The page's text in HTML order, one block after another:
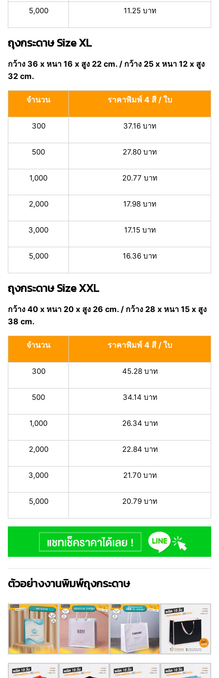
5,000 11.25 บาท
ถุงกระดาษ Size XL
กว้าง 36 x หนา 16 x สูง 22 cm. / กว้าง 25 x หนา 12 x สูง
32 cm.
จำนวน ราคาพิมพ์ 4 สี / ใบ
300 37.16 บาท
500 27.80 บาท
1,000 20.77 บาท
2,000 17.98 บาท
3,000 17.15 บาท
5,000 16.36 บาท
ถุงกระดาษ Size XXL
กว้าง 40 x หนา 20 x สูง 26 cm. / กว้าง 28 x หนา 15 x สูง
38 cm.
จำนวน ราคาพิมพ์ 4 สี / ใบ
300 45.28 บาท
500 34.14 บาท
1,000 26.34 บาท
2,000 22.84 บาท
3,000 21.70 บาท
5,000 20.79 บาท
ตัวอย่างงานพิมพ์ถุงกระดาษ